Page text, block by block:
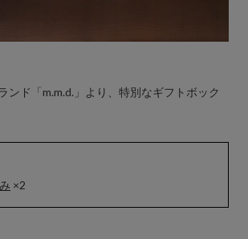
ンド「m.m.d.」より、特別なギフトボック
×2